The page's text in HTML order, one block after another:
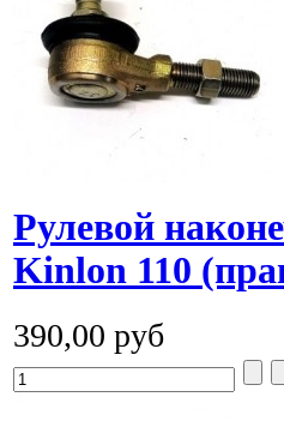
Рулевой
Kinlon 110
390,00 руб